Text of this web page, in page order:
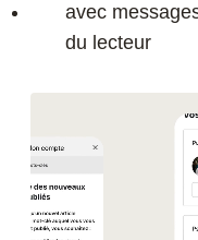
avec
du lecteur